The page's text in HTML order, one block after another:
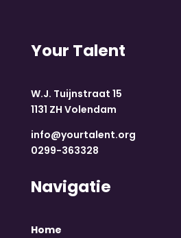
Your Talent
W.J. Tuijnstraat 15
1131 ZH Volendam
info@yourtalent.org
0299-363328
Navigatie
Home